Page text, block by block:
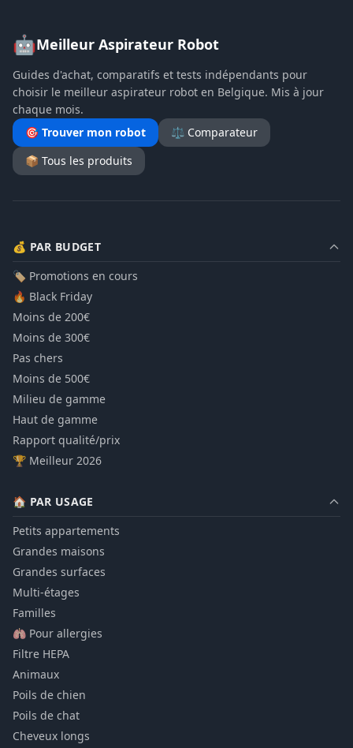
🤖Meilleur Aspirateur Robot
Guides d'achat, comparatifs et tests indépendants pour
choisir le meilleur aspirateur robot en Belgique. Mis à jour
chaque mois.
🎯 Trouver mon robot
⚖️ Comparateur
📦 Tous les produits
💰 PAR BUDGET
🏷️ Promotions en cours
🔥 Black Friday
Moins de 200€
Moins de 300€
Pas chers
Moins de 500€
Milieu de gamme
Haut de gamme
Rapport qualité/prix
🏆 Meilleur 2026
🏠 PAR USAGE
Petits appartements
Grandes maisons
Grandes surfaces
Multi-étages
Familles
🫁 Pour allergies
Filtre HEPA
Animaux
Poils de chien
Poils de chat
Cheveux longs